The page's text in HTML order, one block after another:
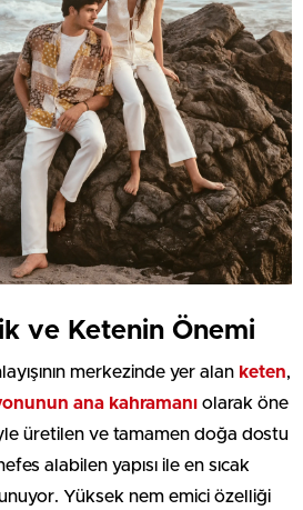
ve Ketenin Önemi
merkezinde yer alan keten,
ana kahramanı olarak öne
üretilen ve tamamen doğa dostu
alabilen yapısı ile en sıcak
Yüksek nem emici özelliği